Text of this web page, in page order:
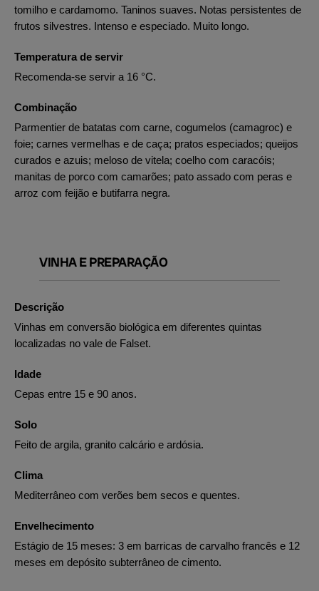
tomilho e cardamomo. Taninos suaves. Notas persistentes de
frutos silvestres. Intenso e especiado. Muito longo.
Temperatura de servir
Recomenda-se servir a 16 °C.
Combinação
Parmentier de batatas com carne, cogumelos (camagroc) e
foie; carnes vermelhas e de caça; pratos especiados; queijos
curados e azuis; meloso de vitela; coelho com caracóis;
manitas de porco com camarões; pato assado com peras e
arroz com feijão e butifarra negra.
VINHA E PREPARAÇÃO
Descrição
Vinhas em conversão biológica em diferentes quintas
localizadas no vale de Falset.
Idade
Cepas entre 15 e 90 anos.
Solo
Feito de argila, granito calcário e ardósia.
Clima
Mediterrâneo com verões bem secos e quentes.
Envelhecimento
Estágio de 15 meses: 3 em barricas de carvalho francês e 12
meses em depósito subterrâneo de cimento.